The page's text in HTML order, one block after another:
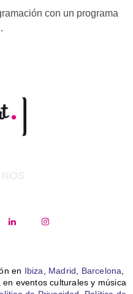
con un programa
en Ibiza, Madrid, Barcelona,
eventos culturales y música